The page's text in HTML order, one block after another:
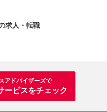
求人・転職
アドバイザーズで
ービスをチェック